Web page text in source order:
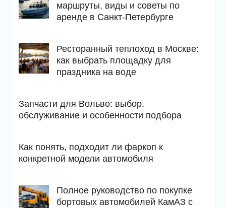
маршруты, виды и советы по
аренде в Санкт-Петербурге
Ресторанный теплоход в Москве:
как выбрать площадку для
праздника на воде
Запчасти для Вольво: выбор,
обслуживание и особенности подбора
Как понять, подходит ли фаркоп к
конкретной модели автомобиля
Полное руководство по покупке
бортовых автомобилей КамАЗ с